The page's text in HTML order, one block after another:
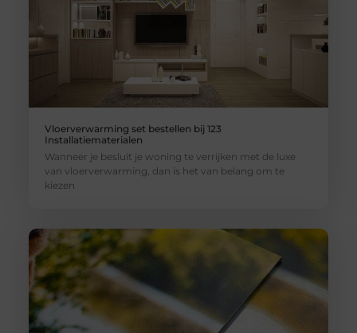
Vloerverwarming set bestellen bij 123
Installatiematerialen
Wanneer je besluit je woning te verrijken met de luxe
van vloerverwarming, dan is het van belang om te
kiezen